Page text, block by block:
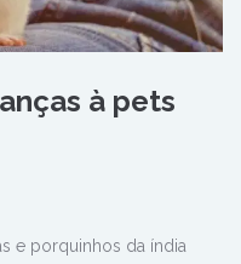
à pets
e porquinhos da índia